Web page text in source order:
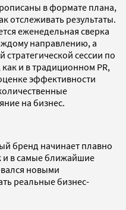
в формате плана,
отслеживать результаты.
еженедельная сверка
направлению, а
сессии по
и в традиционном PR,
эффективности
на бизнес.
бренд начинает плавно
и в самые ближайшие
новыми
реальные бизнес-